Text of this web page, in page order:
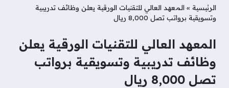
الرئيسية » المعهد العالي للتقنيات الورقية يعلن وظائف تدريبية
وتسويقية برواتب تصل 8,000 ريال
المعهد العالي للتقنيات الورقية يعلن
وظائف تدريبية وتسويقية برواتب
تصل 8,000 ريال